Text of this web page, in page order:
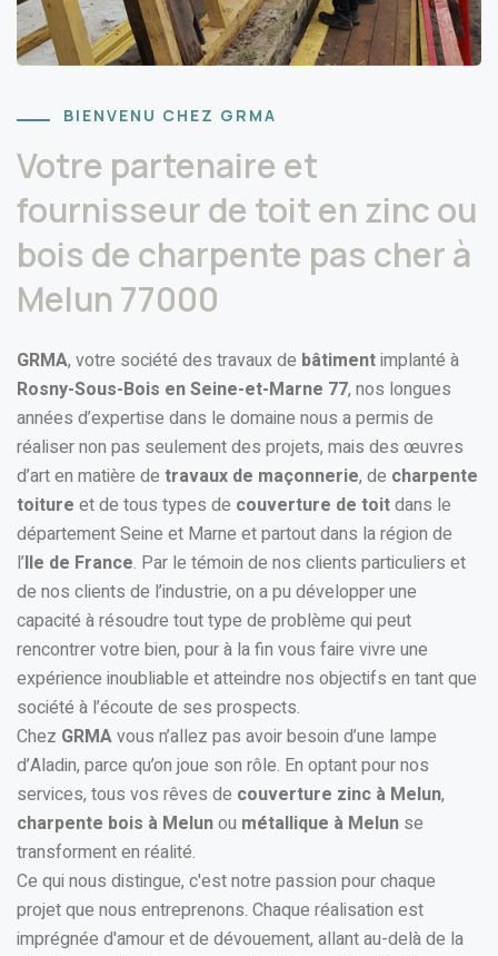
BIENVENU CHEZ GRMA
Votre partenaire et
fournisseur de toit en zinc ou
bois de charpente pas cher à
Melun 77000
GRMA, votre société des travaux de bâtimentimplanté à
Rosny-Sous-Bois en Seine-et-Marne 77, nos longues
années d’expertise dans le domaine nous a permis de
réaliser non pas seulement des projets, mais des œuvres
d’art en matière de travaux de maçonnerie, de charpente
toiture et de tous types de couverture de toitdans le
département Seine et Marne et partout dans la région de
l’Ile de France. Par le témoin de nos clients particuliers et
de nos clients de l’industrie, on a pu développer une
capacité à résoudre tout type de problème qui peut
rencontrer votre bien, pour à la fin vous faire vivre une
expérience inoubliable et atteindre nos objectifs en tant que
société à l’écoute de ses prospects.
Chez GRMAvous n’allez pas avoir besoin d’une lampe
d’Aladin, parce qu’on joue son rôle. En optant pour nos
services, tous vos rêves de couverture zinc à Melun,
charpente bois à Melunou métallique à Melun se
transforment en réalité.
Ce qui nous distingue, c'est notre passion pour chaque
projet que nous entreprenons. Chaque réalisation est
imprégnée d'amour et de dévouement, allant au-delà de la